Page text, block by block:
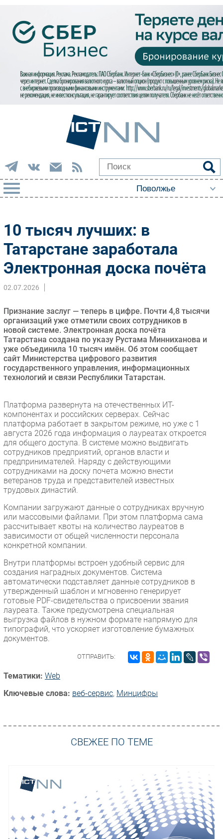
Импорто­замещение
Автоматизация Промышленности
Интернет
Мобильная связь
Фиксированная связь
Рынок ПК
Маркетинг
Торговые сети
Оборудование
ПО
Кадры
Регулирование
Финансы
Web
Безопасность
Инновации
CIO/Управление ИТ
Здоровье
РАЗДЕЛЫ
Новости
Аналитика
Интервью
Мероприятия
Проекты
IT класс
Каталог компаний
10 тысяч лучших: в
Татарстане заработала
Электронная доска почёта
02.07.2026
Признание заслуг — теперь в цифре. Почти 4,8 тысячи
организаций уже отметили своих сотрудников в
новой системе. Электронная доска почёта
Татарстана создана по указу Рустама Минниханова и
уже объединила 10 тысяч имён. Об этом сообщает
сайт Министерства цифрового развития
государственного управления, информационных
технологий и связи Республики Татарстан.
Платформа развернута на отечественных ИТ-
компонентах и российских серверах. Сейчас
платформа работает в закрытом режиме, но уже с 1
августа 2026 года информация о лауреатах откроется
для общего доступа. В системе можно выдвигать
сотрудников предприятий, органов власти и
предпринимателей. Наряду с действующими
сотрудниками на доску почета можно внести
ветеранов труда и представителей известных
трудовых династий.
Компании загружают данные о сотрудниках вручную
или массовыми файлами. При этом платформа сама
рассчитывает квоты на количество лауреатов в
зависимости от общей численности персонала
конкретной компании.
Внутри платформы встроен удобный сервис для
создания наградных документов. Система
автоматически подставляет данные сотрудников в
утвержденный шаблон и мгновенно генерирует
готовые PDF-свидетельства о присвоении звания
лауреата. Также предусмотрена специальная
выгрузка файлов в нужном формате напрямую для
типографий, что ускоряет изготовление бумажных
документов.
ОТПРАВИТЬ:
Тематики: Web
Ключевые слова: веб-сервис, Минцифры
СВЕЖЕЕ ПО ТЕМЕ